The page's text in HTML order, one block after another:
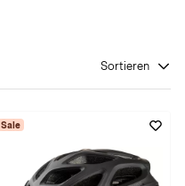
Sortieren
Sale